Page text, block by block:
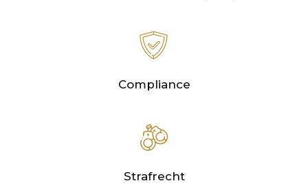
Compliance
Strafrecht